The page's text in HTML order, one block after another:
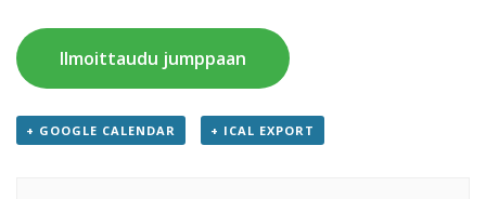
Ilmoittaudu jumppaan
+ GOOGLE CALENDAR + ICAL EXPORT